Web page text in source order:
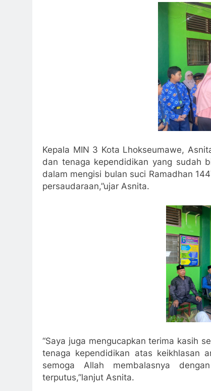
Kepala MIN 3 Kota Lhokseumawe,
dan tenaga kependidikan yang sudah
dalam mengisi bulan suci Ramadhan
persaudaraan,”ujar Asnita.
“Saya juga mengucapkan terima kasih
tenaga kependidikan atas keikhlasan
semoga Allah membalasnya
terputus,”lanjut Asnita.